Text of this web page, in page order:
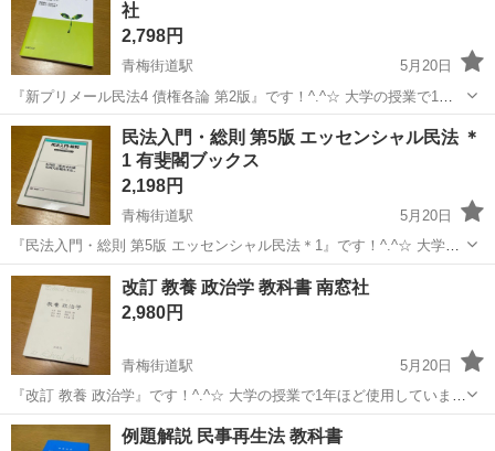
み、ご購入をお願い...
社
2,798円
青梅街道駅
5月20日
『新プリメール民法4 債権各論 第2版』です！^.^☆ 大学の授業で1度
だけ使用しました。 多少のused感はあるかと思いますが、お読みいた
だくのに問題はありません。 ※中古品であるということをご理解の
上、気になさらな...
東京 小平市 青梅街道駅 参考書
民法入門・総則 第5版 エッセンシャル民法 ＊
1 有斐閣ブックス
2,198円
青梅街道駅
5月20日
『民法入門・総則 第5版 エッセンシャル民法＊1』です！^.^☆ 大学の
授業で1年ほど使用していました。 ライン等の書き込みがあります。 -
たうえで...
東京 小平市 青梅街道駅 参考書 教科書
改訂 教養 政治学 教科書 南窓社
2,980円
青梅街道駅
5月20日
『改訂 教養 政治学』です！^.^☆ 大学の授業で1年ほど使用していまし
た。 ライン等の書き込みがあります。 ※中古品であるということをご
理解の上、気になさらない方のみ、ご購入をお願いします。神経質な
東京 小平市 青梅街道駅 参考書 教科書
例題解説 民事再生法 教科書